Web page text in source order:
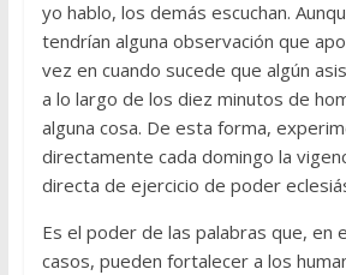
yo hablo, los demás escuchan.
tendrían alguna observación que
vez en cuando sucede que algún
a lo largo de los diez minutos de
alguna cosa. De esta forma,
directamente cada domingo la
directa de ejercicio de poder
Es el poder de las palabras que, en
casos, pueden fortalecer a los